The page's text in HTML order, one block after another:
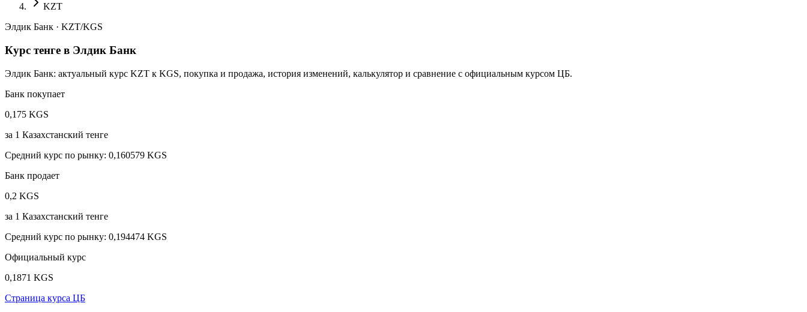
KZT
Элдик Банк · KZT/KGS
Курс тенге в Элдик Банк
Элдик Банк: актуальный курс KZT к KGS, покупка и продажа, история изменений, калькулятор и сравнение с официальным курсом ЦБ.
Банк покупает
0,175 KGS
за 1 Казахстанский тенге
Средний курс по рынку: 0,160579 KGS
Банк продает
0,2 KGS
за 1 Казахстанский тенге
Средний курс по рынку: 0,194474 KGS
Официальный курс
0,1871 KGS
Страница курса ЦБ